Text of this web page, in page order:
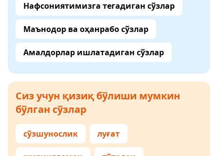
Нафсониятимизга тегадиган сўзлар
Маънодор ва оҳанрабо сўзлар
Амалдорлар ишлатадиган сўзлар
Сиз учун қизиқ бўлиши мумкин
бўлган сўзлар
сўзшунослик луғат